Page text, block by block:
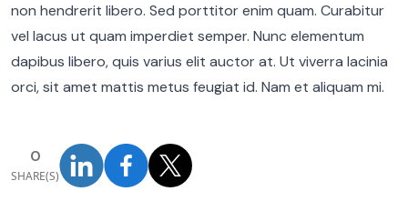
non hendrerit libero. Sed porttitor enim quam. Curabitur
vel lacus ut quam imperdiet semper. Nunc elementum
dapibus libero, quis varius elit auctor at. Ut viverra lacinia
orci, sit amet mattis metus feugiat id. Nam et aliquam mi.
0
SHARE(S)